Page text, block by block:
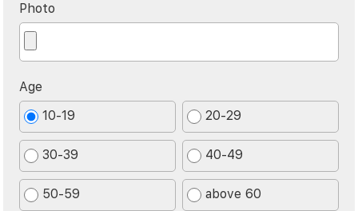
Photo
Age
10-19
20-29
30-39 40-49
50-59 above 60